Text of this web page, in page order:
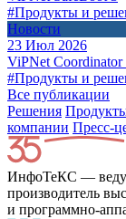
#Продукты и
Новости
23 Июл 2026
ViPNet
#Продукты и
Все публикации
Решения
компании Пресс-
ИнфоТеКС —
производитель
и программно-